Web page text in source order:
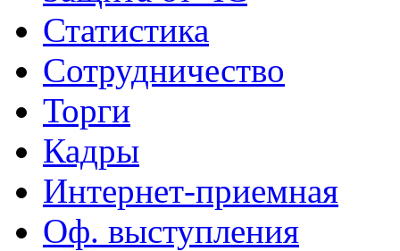
Статистика
Сотрудничество
Торги
Кадры
Интернет-приемная
Оф. выступления